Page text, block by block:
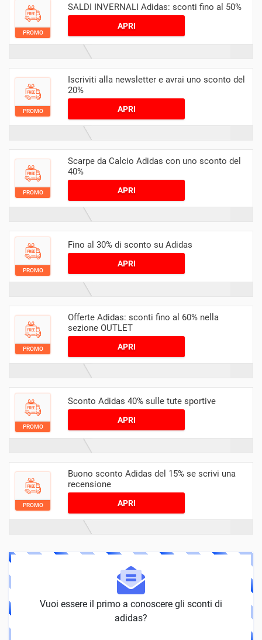
PROMO
SALDI INVERNALI Adidas: sconti fino al 50%
APRI
PROMO
Iscriviti alla newsletter e avrai uno sconto del
20%
APRI
PROMO
Scarpe da Calcio Adidas con uno sconto del
40%
APRI
PROMO
Fino al 30% di sconto su Adidas
APRI
PROMO
Offerte Adidas: sconti fino al 60% nella
sezione OUTLET
APRI
PROMO
Sconto Adidas 40% sulle tute sportive
APRI
PROMO
Buono sconto Adidas del 15% se scrivi una
recensione
APRI
Vuoi essere il primo a conoscere gli sconti di
adidas?